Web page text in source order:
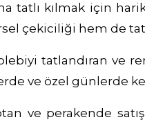
tatlı kılmak için
çekiciliği hem de
tatlandıran ve
ve özel günlerde
ve perakende